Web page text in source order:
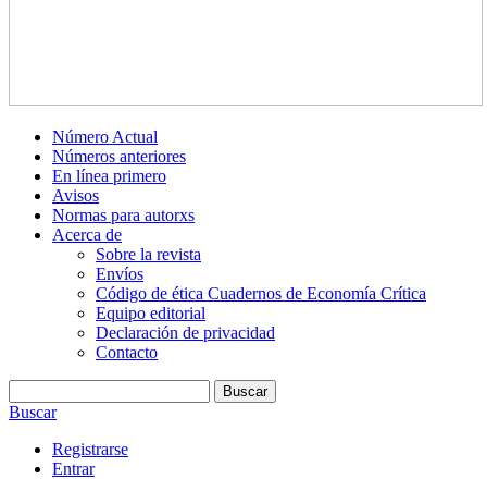
Número Actual
Números anteriores
En línea primero
Avisos
Normas para autorxs
Acerca de
Sobre la revista
Envíos
Código de ética Cuadernos de Economía Crítica
Equipo editorial
Declaración de privacidad
Contacto
Buscar
Buscar
Registrarse
Entrar